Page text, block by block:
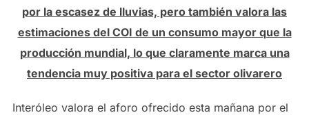
por la escasez de lluvias, pero también valora las
estimaciones del COI de un consumo mayor que la
producción mundial, lo que claramente marca una
tendencia muy positiva para el sector olivarero
Interóleo valora el aforo ofrecido esta mañana por el